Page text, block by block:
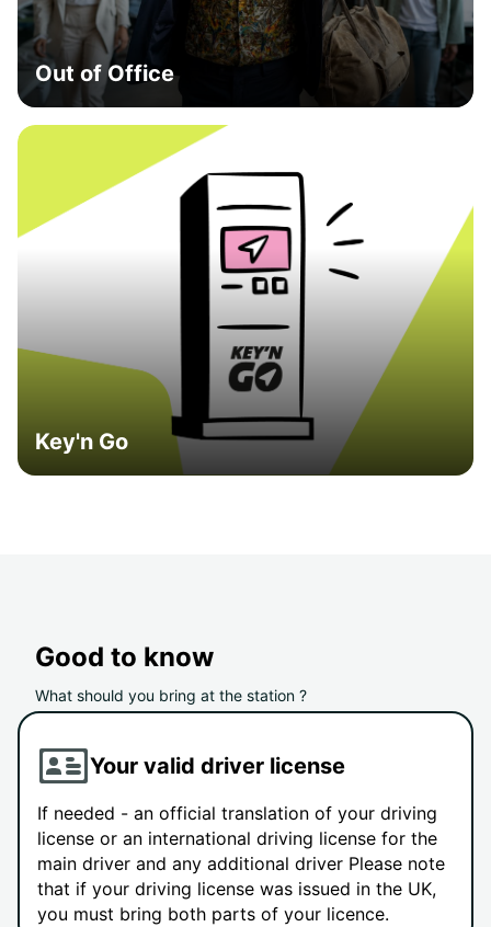
Out of Office
Key'n Go
Good to know
What should you bring at the station ?
Your valid driver license
If needed - an official translation of your driving
license or an international driving license for the
main driver and any additional driver Please note
that if your driving license was issued in the UK,
you must bring both parts of your licence.